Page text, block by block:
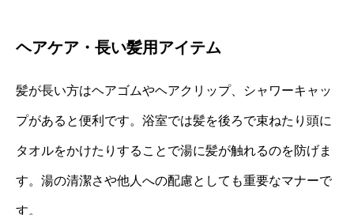
ヘアケア・長い髪用アイテム
髪が長い方はヘアゴムやヘアクリップ、シャワーキャッ
プがあると便利です。浴室では髪を後ろで束ねたり頭に
タオルをかけたりすることで湯に髪が触れるのを防げま
す。湯の清潔さや他人への配慮としても重要なマナーで
す。